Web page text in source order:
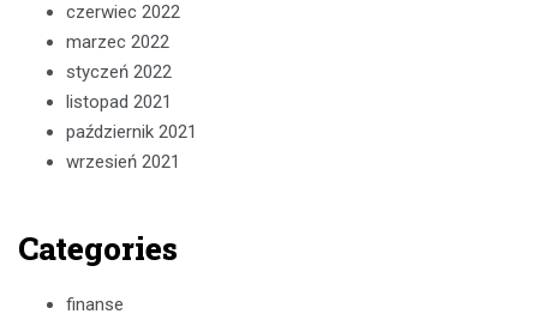
czerwiec 2022
marzec 2022
styczeń 2022
listopad 2021
październik 2021
wrzesień 2021
Categories
finanse